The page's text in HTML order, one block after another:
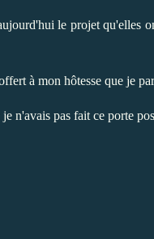
le projet qu'elles
à mon hôtesse que je
n'avais pas fait ce porte